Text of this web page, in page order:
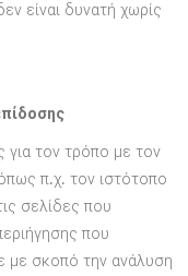
είναι δυνατή χωρίς
τον τρόπο με τον
π.χ. τον ιστότοπο
σελίδες που
που
με σκοπό την ανάλυση